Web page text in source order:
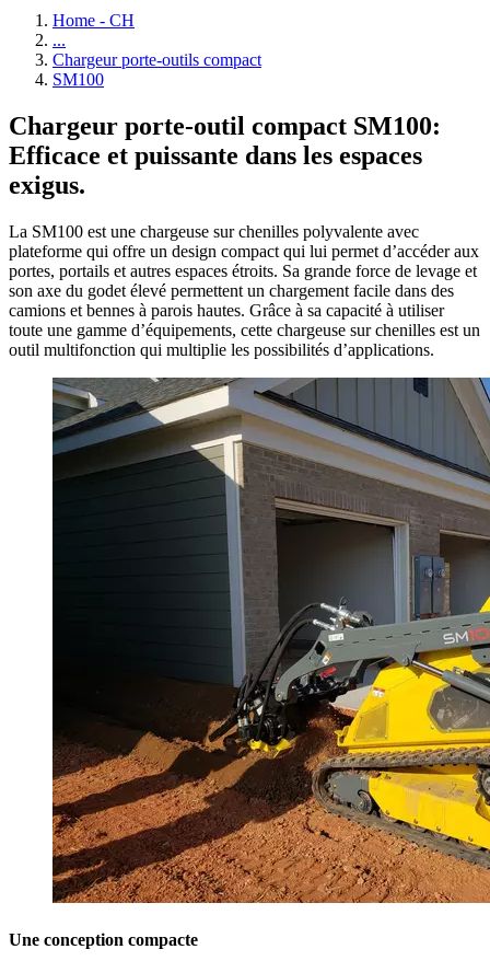
Home - CH
...
Chargeur porte-outils compact
SM100
Chargeur porte-outil compact SM100:
Efficace et puissante dans les espaces
exigus.
La SM100 est une chargeuse sur chenilles polyvalente avec
plateforme qui offre un design compact qui lui permet d’accéder aux
portes, portails et autres espaces étroits. Sa grande force de levage et
son axe du godet élevé permettent un chargement facile dans des
camions et bennes à parois hautes. Grâce à sa capacité à utiliser
toute une gamme d’équipements, cette chargeuse sur chenilles est un
outil multifonction qui multiplie les possibilités d’applications.
Une conception compacte